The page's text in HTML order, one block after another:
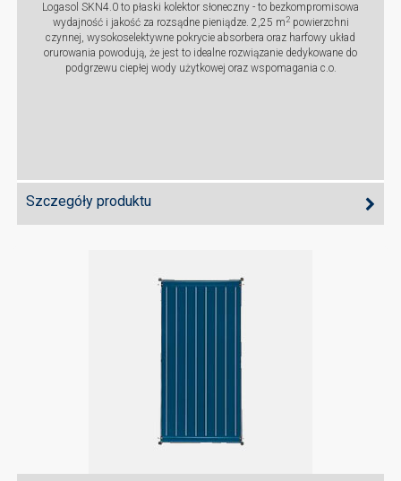
Logasol SKN4.0 to płaski kolektor słoneczny - to bezkompromisowa
wydajność i jakość za rozsądne pieniądze. 2,25 m 2powierzchni
czynnej, wysokoselektywne pokrycie absorbera oraz harfowy układ
orurowania powodują, że jest to idealne rozwiązanie dedykowane do
podgrzewu ciepłej wody użytkowej oraz wspomagania c.o.
Szczegóły produktu